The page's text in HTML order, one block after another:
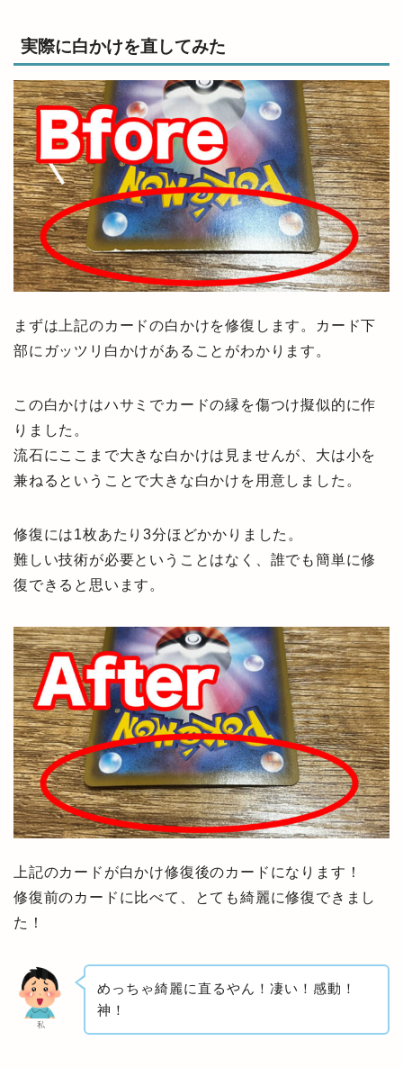
実際に白かけを直してみた
まずは上記のカードの白かけを修復します。カード下
部にガッツリ白かけがあることがわかります。
この白かけはハサミでカードの縁を傷つけ擬似的に作
りました。
流石にここまで大きな白かけは見ませんが、大は小を
兼ねるということで大きな白かけを用意しました。
修復には1枚あたり3分ほどかかりました。
難しい技術が必要ということはなく、誰でも簡単に修
復できると思います。
上記のカードが白かけ修復後のカードになります！
修復前のカードに比べて、とても綺麗に修復できまし
た！
私
めっちゃ綺麗に直るやん！凄い！感動！
神！